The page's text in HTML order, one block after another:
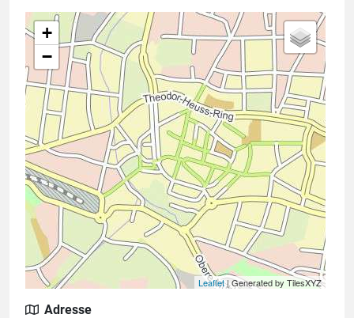
+
−
Leaflet| Generated by TilesXYZ
Adresse